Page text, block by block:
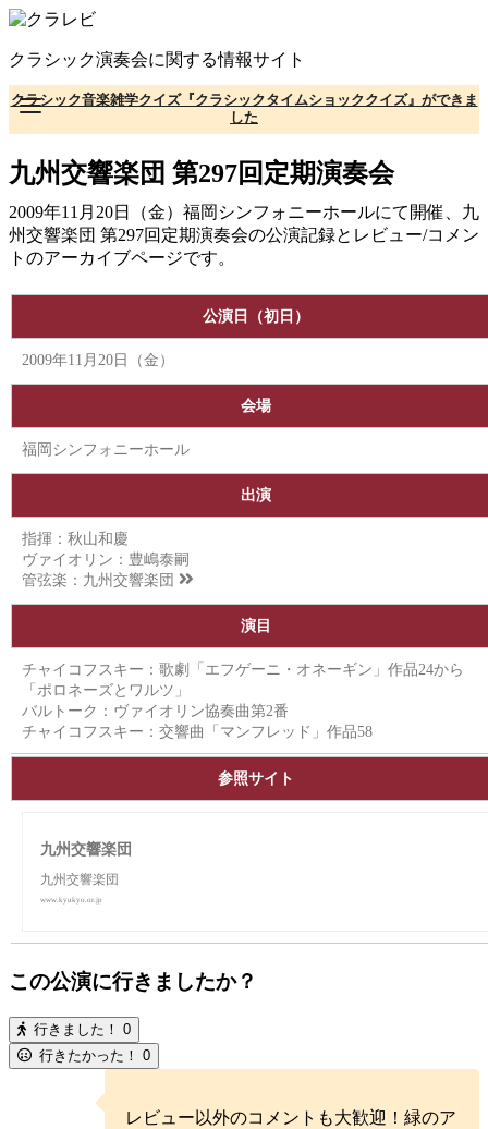
コ
テ
ン
ツ
へ
移
動
クラシック演奏会に関する情報サイト
クラシック音楽雑学クイズ『クラシックタイムショッククイズ』ができま
した
九州交響楽団 第297回定期演奏会
2009年11月20日（金）福岡シンフォニーホールにて開催、九
州交響楽団 第297回定期演奏会の公演記録とレビュー/コメン
トのアーカイブページです。
公演日（初日）
2009年11月20日（金）
会場
福岡シンフォニーホール
出演
指揮：秋山和慶
ヴァイオリン：豊嶋泰嗣
管弦楽： 九州交響楽団
演目
チャイコフスキー：歌劇「エフゲーニ・オネーギン」作品24から
「ポロネーズとワルツ」
バルトーク：ヴァイオリン協奏曲第2番
チャイコフスキー：交響曲「マンフレッド」作品58
参照サイト
九州交響楽団
九州交響楽団
www.kyukyo.or.jp
この公演に行きましたか？
行きました！ 0
行きたかった！ 0
レビュー以外のコメントも大歓迎！緑のア